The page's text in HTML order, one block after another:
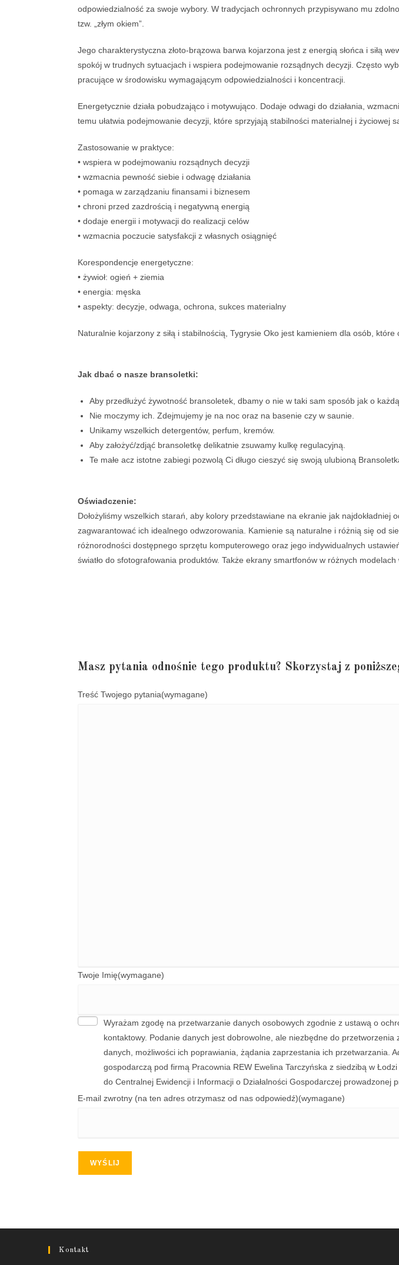
odpowiedzialność za swoje wybory. W tradycjach ochronnych przypisywano mu
tzw. „złym okiem”.
Jego charakterystyczna złoto-brązowa barwa kojarzona jest z energią słońca i siłą
spokój w trudnych sytuacjach i wspiera podejmowanie rozsądnych decyzji. Często
pracujące w środowisku wymagającym odpowiedzialności i koncentracji.
Energetycznie działa pobudzająco i motywująco. Dodaje odwagi do działania,
temu ułatwia podejmowanie decyzji, które sprzyjają stabilności materialnej i życiowej
Zastosowanie w praktyce:
• wspiera w podejmowaniu rozsądnych decyzji
• wzmacnia pewność siebie i odwagę działania
• pomaga w zarządzaniu finansami i biznesem
• chroni przed zazdrością i negatywną energią
• dodaje energii i motywacji do realizacji celów
• wzmacnia poczucie satysfakcji z własnych osiągnięć
Korespondencje energetyczne:
• żywioł: ogień + ziemia
• energia: męska
• aspekty: decyzje, odwaga, ochrona, sukces materialny
Naturalnie kojarzony z siłą i stabilnością, Tygrysie Oko jest kamieniem dla osób,
Jak dbać o nasze bransoletki:
Aby przedłużyć żywotność bransoletek, dbamy o nie w taki sam sposób jak o
Nie moczymy ich. Zdejmujemy je na noc oraz na basenie czy w saunie.
Unikamy wszelkich detergentów, perfum, kremów.
Aby założyć/zdjąć bransoletkę delikatnie zsuwamy kulkę regulacyjną.
Te małe acz istotne zabiegi pozwolą Ci długo cieszyć się swoją ulubioną
Oświadczenie:
Dołożyliśmy wszelkich starań, aby kolory przedstawiane na ekranie jak
zagwarantować ich idealnego odwzorowania. Kamienie są naturalne i różnią się od
różnorodności dostępnego sprzętu komputerowego oraz jego indywidualnych
światło do sfotografowania produktów. Także ekrany smartfonów w różnych modelach
Masz pytania odnośnie tego produktu? Skorzystaj z
Treść Twojego pytania(wymagane)
Twoje Imię(wymagane)
Wyrażam zgodę na przetwarzanie danych osobowych zgodnie z ustawą o
kontaktowy. Podanie danych jest dobrowolne, ale niezbędne do
danych, możliwości ich poprawiania, żądania zaprzestania ich przetwarzania.
gospodarczą pod firmą Pracownia REW Ewelina Tarczyńska z siedzibą w
do Centralnej Ewidencji i Informacji o Działalności Gospodarczej prowadzonej
E-mail zwrotny (na ten adres otrzymasz od nas odpowiedź)(wymagane)
WYŚLIJ
Kontakt